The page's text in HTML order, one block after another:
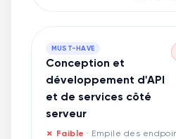
MUST-HAVE
Conception et
développement d'API
et de services côté
serveur
✗ Faible · Empile des